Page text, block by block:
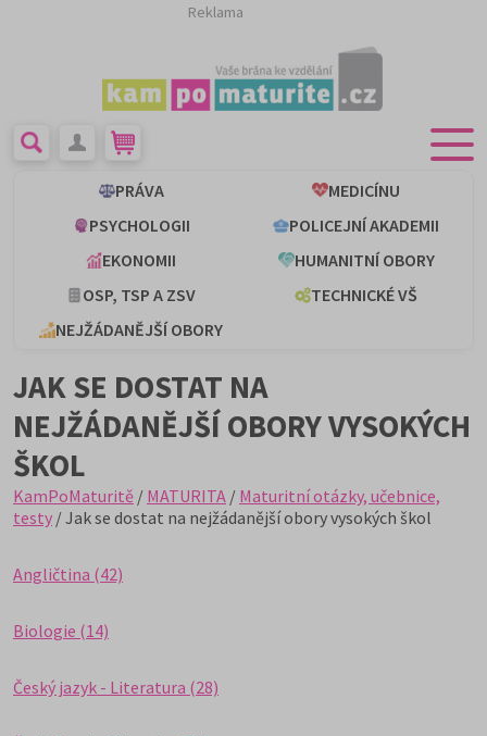
Reklama
PRÁVA
MEDICÍNU
PSYCHOLOGII
POLICEJNÍ AKADEMII
EKONOMII
HUMANITNÍ OBORY
OSP, TSP A ZSV
TECHNICKÉ VŠ
NEJŽÁDANĚJŠÍ OBORY
JAK SE DOSTAT NA
NEJŽÁDANĚJŠÍ OBORY VYSOKÝCH
ŠKOL
KamPoMaturitě / MATURITA / Maturitní otázky, učebnice,
testy / Jak se dostat na nejžádanější obory vysokých škol
Angličtina (42)
Biologie (14)
Český jazyk - Literatura (28)